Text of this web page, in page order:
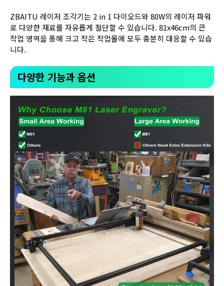
ZBAITU 레이저 조각기는 2 in 1 다이오드와 80W의 레이저 파워
로 다양한 재료를 자유롭게 절단할 수 있습니다. 81x46cm의 큰
작업 영역을 통해 크고 작은 작업물에 모두 충분히 대응할 수 있습
니다.
다양한 기능과 옵션